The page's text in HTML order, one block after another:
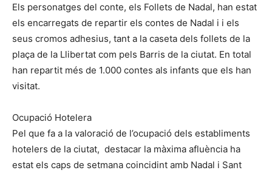
Els personatges del conte, els Follets de Nadal, han estat
els encarregats de repartir els contes de Nadal i i els
seus cromos adhesius, tant a la caseta dels follets de la
plaça de la Llibertat com pels Barris de la ciutat. En total
han repartit més de 1.000 contes als infants que els han
visitat.
Ocupació Hotelera
Pel que fa a la valoració de l’ocupació dels establiments
hotelers de la ciutat, destacar la màxima afluència ha
estat els caps de setmana coincidint amb Nadal i Sant